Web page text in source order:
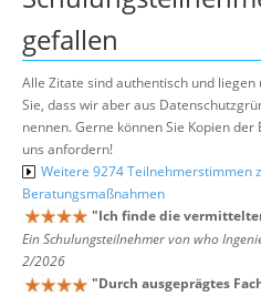
gefallen
Alle Zitate sind authentisch und
Sie, dass wir aber aus
nennen. Gerne können Sie Kopien
uns anfordern!
Weitere 9274 Teilnehmerstimmen
Beratungsmaßnahmen
"Ich finde die
Ein Schulungsteilnehmer von who
2/2026
"Durch ausgeprägtes